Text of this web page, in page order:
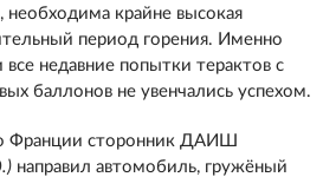
необходима крайне высокая
период горения. Именно
недавние попытки терактов с
баллонов не увенчались успехом.
Франции сторонник ДАИШ
направил автомобиль, гружёный